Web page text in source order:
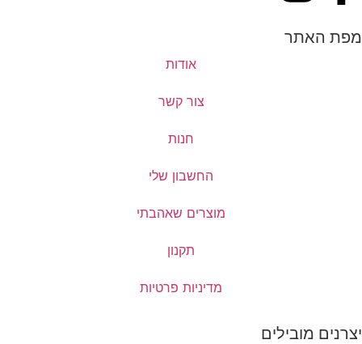
מפת האתר
אודות
צור קשר
חנות
החשבון שלי
מוצרים שאהבתי
תקנון
מדיניות פרטיות
יצרנים מובילים